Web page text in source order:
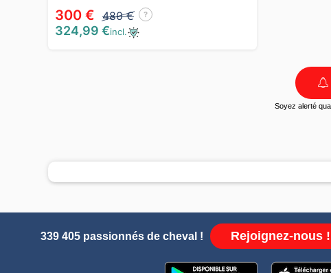
300 € 480 € ?
324,99 €incl.
Soyez alerté
339 405 passionnés de cheval ! Rejoignez-nous !